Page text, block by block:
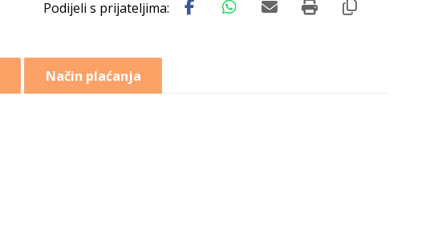
Način plaćanja